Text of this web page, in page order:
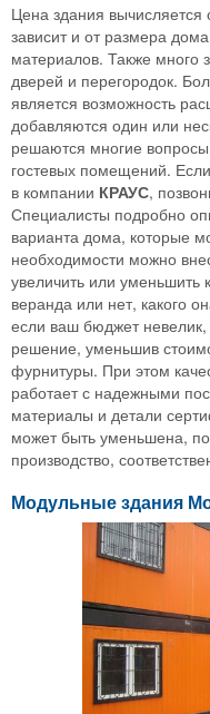
Цена здания вычисляется
зависит и от размера
материалов. Также много
дверей и перегородок.
является возможность
добавляются один или
решаются многие
гостевых помещений.
в компании КРАУС,
Специалисты подробно
варианта дома, которые
необходимости можно
увеличить или уменьшить
веранда или нет, какого
если ваш бюджет невелик,
решение, уменьшив
фурнитуры. При этом
работает с надежными
материалы и детали
может быть уменьшена,
производство,
Модульные здания